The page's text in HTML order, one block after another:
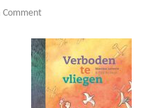
Comment